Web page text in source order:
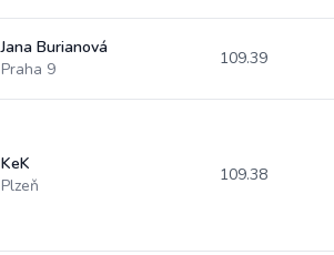
Jana Burianová
Praha 9
109.39
KeK
Plzeň
109.38